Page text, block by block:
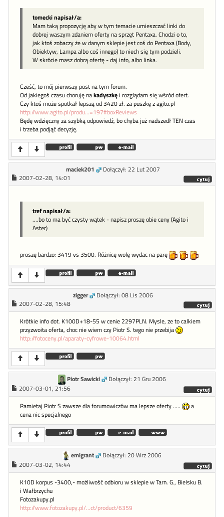
tomecki napisał/a:
Mam taką propozycję aby w tym temacie umieszczać linki do
dobrej waszym zdaniem oferty na sprzęt Pentaxa. Chodzi o to,
jak ktoś zobaczy że w danym sklepie jest coś do Pentaxa (Body,
Obiektyw, Lampa albo coś innego) to niech się tym podzieli.
W skrócie masz dobrą ofertę - daj info, albo linka.
Cześć, to mój pierwszy post na tym forum.
Od jakiegoś czasu choruję nakadyszkęi rozglądam się wśród ofert.
Czy ktoś może spotkał lepszą od 3420 zł. za puszkę z agito.pl
http://www.agito.pl/produ...=197#boxReviews
Będę wdzięczny za szybką odpowiedź, bo chyba już nadszedł TEN czas
i trzeba podjąć decyzję.
maciek201
Dołączył: 22 Lut 2007
2007-02-28, 14:01
tref napisał/a:
....bo to ma być czysty wątek - napisz proszę obie ceny (Agito i
Aster)
proszę bardzo: 3419 vs 3500. Różnicę wolę wydac na parę
zigger
Dołączył: 08 Lis 2006
2007-02-28, 15:48
Krótkie info dot. K100D+18-55 w cenie 2297PLN. Mysle, ze to calkiem
przyzwoita oferta, choc nie wiem czy Piotr S. tego nie przebija
http://fotoceny.pl/aparaty-cyfrowe-10064.html
Piotr Sawicki
Dołączył: 21 Gru 2006
2007-03-01, 21:56
Pamietaj Piotr S zawsze dla forumowiczów ma lepsze oferty .....
a
cena nic specjalnego
emigrant
Dołączył: 20 Wrz 2006
2007-03-02, 14:44
K10D korpus -3400,- możliwość odbioru w sklepie w Tarn. G., Bielsku B.
i Wałbrzychu
Fotozakupy.pl
http://www.fotozakupy.pl/...ct/product/6359